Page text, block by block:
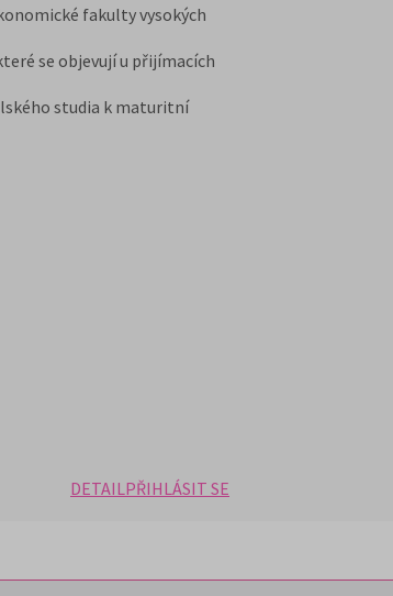
fakulty vysokých
se objevují u přijímacích
studia k maturitní
DETAILPŘIHLÁSIT SE